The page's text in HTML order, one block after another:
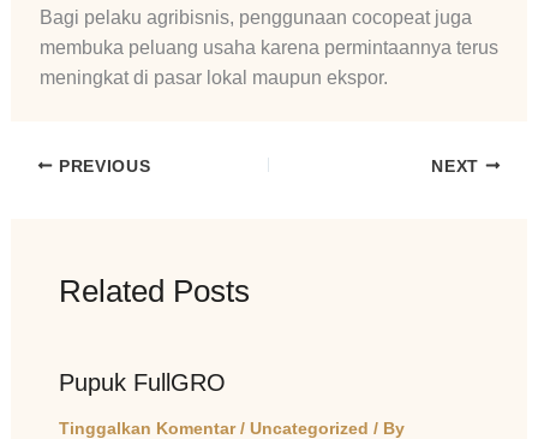
Bagi pelaku agribisnis, penggunaan cocopeat juga
membuka peluang usaha karena permintaannya terus
meningkat di pasar lokal maupun ekspor.
PREVIOUS NEXT
Related Posts
Pupuk FullGRO
Tinggalkan Komentar / Uncategorized / By